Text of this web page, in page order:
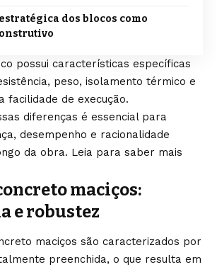
dos blocos como
possui características específicas
peso, isolamento térmico e
facilidade de execução.
diferenças é essencial para
desempenho e racionalidade
da obra. Leia para saber mais
maciços:
e robustez
maciços são caracterizados por
preenchida, o que resulta em